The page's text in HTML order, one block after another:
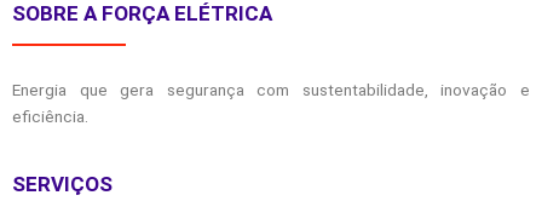
SOBRE A FORÇA ELÉTRICA
Energia que gera segurança com sustentabilidade, inovação e
eficiência.
SERVIÇOS